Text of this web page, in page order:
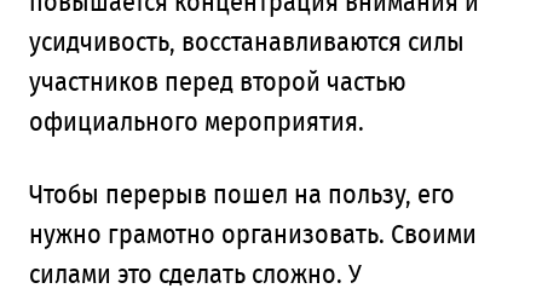
усидчивость, восстанавливаются силы
участников перед второй частью
официального мероприятия.
Чтобы перерыв пошел на пользу, его
нужно грамотно организовать. Своими
силами это сделать сложно. У